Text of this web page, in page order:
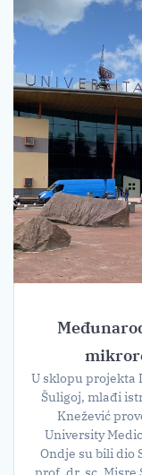
U sklopu projekta
Šuligoj, mlađi
Knežević
University
Ondje su bili dio